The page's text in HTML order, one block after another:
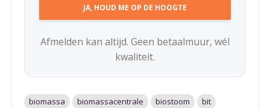
Afmelden kan altijd. Geen betaalmuur, wél
kwaliteit.
biomassa biomassacentrale biostoom
bit